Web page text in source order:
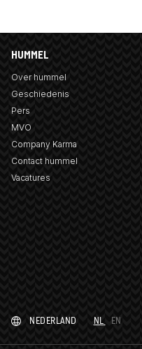
HUMMEL
Over hummel
Geschiedenis
Pers
MVO
Company Karma
Contact hummel
Vacatures
NEDERLAND NL EN